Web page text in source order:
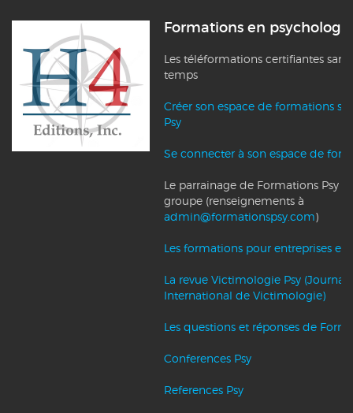
Formations en psychologie
Les téléformations certifiantes
temps
Créer son espace de formations
Psy
Se connecter à son espace de
Le parrainage de Formations Psy
groupe (renseignements à
admin@formationspsy.com)
Les formations pour entreprises et
La revue Victimologie Psy (Journal
International de Victimologie)
Les questions et réponses de
Conferences Psy
References Psy